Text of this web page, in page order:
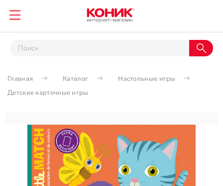
Главная Каталог
Настольные игры
Детские карточные игры